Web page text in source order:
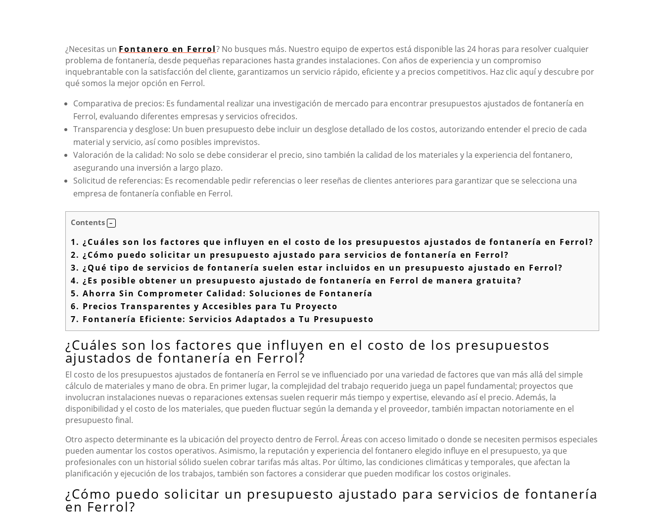
¿Necesitas un Fontanero en Ferrol? No busques más. Nuestro equipo de expertos está disponible las 24 horas para resolver cualquier
problema de fontanería, desde pequeñas reparaciones hasta grandes instalaciones. Con años de experiencia y un compromiso
inquebrantable con la satisfacción del cliente, garantizamos un servicio rápido, eficiente y a precios competitivos. Haz clic aquí y descubre por
qué somos la mejor opción en Ferrol.
Comparativa de precios: Es fundamental realizar una investigación de mercado para encontrar presupuestos ajustados de fontanería en
Ferrol, evaluando diferentes empresas y servicios ofrecidos.
Transparencia y desglose: Un buen presupuesto debe incluir un desglose detallado de los costos, autorizando entender el precio de cada
material y servicio, así como posibles imprevistos.
Valoración de la calidad: No solo se debe considerar el precio, sino también la calidad de los materiales y la experiencia del fontanero,
asegurando una inversión a largo plazo.
Solicitud de referencias: Es recomendable pedir referencias o leer reseñas de clientes anteriores para garantizar que se selecciona una
empresa de fontanería confiable en Ferrol.
Contents
1. ¿Cuáles son los factores que influyen en el costo de los presupuestos ajustados de fontanería en Ferrol?
2. ¿Cómo puedo solicitar un presupuesto ajustado para servicios de fontanería en Ferrol?
3. ¿Qué tipo de servicios de fontanería suelen estar incluidos en un presupuesto ajustado en Ferrol?
4. ¿Es posible obtener un presupuesto ajustado de fontanería en Ferrol de manera gratuita?
5. Ahorra Sin Comprometer Calidad: Soluciones de Fontanería
6. Precios Transparentes y Accesibles para Tu Proyecto
7. Fontanería Eficiente: Servicios Adaptados a Tu Presupuesto
¿Cuáles son los factores que influyen en el costo de los presupuestos
ajustados de fontanería en Ferrol?
El costo de los presupuestos ajustados de fontanería en Ferrol se ve influenciado por una variedad de factores que van más allá del simple
cálculo de materiales y mano de obra. En primer lugar, la complejidad del trabajo requerido juega un papel fundamental; proyectos que
involucran instalaciones nuevas o reparaciones extensas suelen requerir más tiempo y expertise, elevando así el precio. Además, la
disponibilidad y el costo de los materiales, que pueden fluctuar según la demanda y el proveedor, también impactan notoriamente en el
presupuesto final.
Otro aspecto determinante es la ubicación del proyecto dentro de Ferrol. Áreas con acceso limitado o donde se necesiten permisos especiales
pueden aumentar los costos operativos. Asimismo, la reputación y experiencia del fontanero elegido influye en el presupuesto, ya que
profesionales con un historial sólido suelen cobrar tarifas más altas. Por último, las condiciones climáticas y temporales, que afectan la
planificación y ejecución de los trabajos, también son factores a considerar que pueden modificar los costos originales.
¿Cómo puedo solicitar un presupuesto ajustado para servicios de fontanería
en Ferrol?